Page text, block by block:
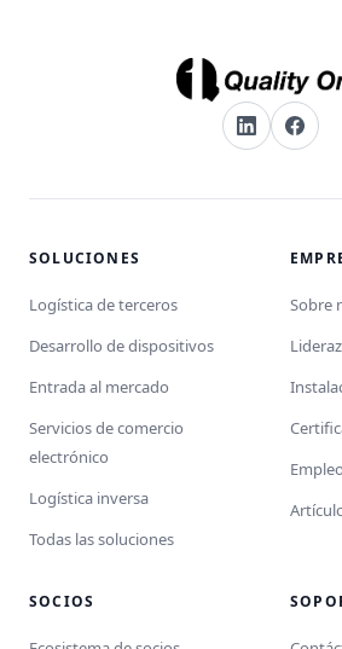
SOLUCIONES
Logística de terceros
Desarrollo de dispositivos
Entrada al mercado
Servicios de comercio
electrónico
Logística inversa
Todas las soluciones
Sobre
SOCIOS